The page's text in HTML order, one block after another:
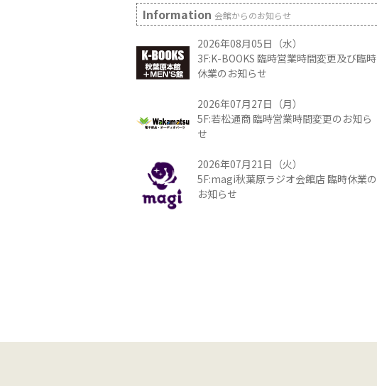
Information 会館からのお知らせ
2026年08月05日（水）
3F:K-BOOKS 臨時営業時間変更及び臨時
休業のお知らせ
2026年07月27日（月）
5F:若松通商 臨時営業時間変更のお知ら
せ
2026年07月21日（火）
5F:magi秋葉原ラジオ会館店 臨時休業の
お知らせ